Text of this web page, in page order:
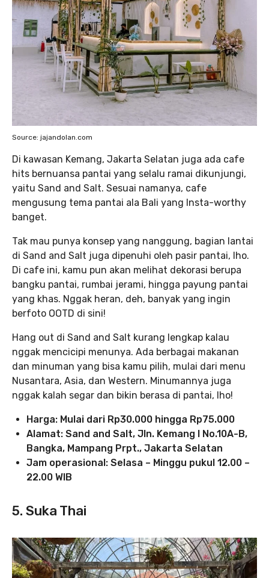
Source: jajandolan.com
Di kawasan Kemang, Jakarta Selatan juga ada cafe
hits bernuansa pantai yang selalu ramai dikunjungi,
yaitu Sand and Salt. Sesuai namanya, cafe
mengusung tema pantai ala Bali yang Insta-worthy
banget.
Tak mau punya konsep yang nanggung, bagian lantai
di Sand and Salt juga dipenuhi oleh pasir pantai, lho.
Di cafe ini, kamu pun akan melihat dekorasi berupa
bangku pantai, rumbai jerami, hingga payung pantai
yang khas. Nggak heran, deh, banyak yang ingin
berfoto OOTD di sini!
Hang out di Sand and Salt kurang lengkap kalau
nggak mencicipi menunya. Ada berbagai makanan
dan minuman yang bisa kamu pilih, mulai dari menu
Nusantara, Asia, dan Western. Minumannya juga
nggak kalah segar dan bikin berasa di pantai, lho!
Harga: Mulai dari Rp30.000 hingga Rp75.000
Alamat: Sand and Salt, Jln. Kemang I No.10A-B,
Bangka, Mampang Prpt., Jakarta Selatan
Jam operasional: Selasa – Minggu pukul 12.00 –
22.00 WIB
5. Suka Thai